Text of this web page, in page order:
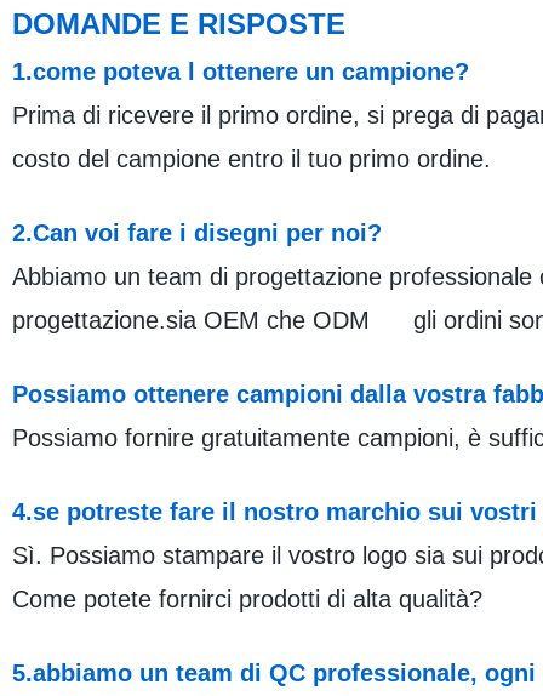
DOMANDE E RISPOSTE
1.come poteva l ottenere un campione?
Prima di ricevere il primo ordine, si prega di
costo del campione entro il tuo primo ordine.
2.Can voi fare i disegni per noi?
Abbiamo un team di progettazione
progettazione.sia OEM che ODM gli ordini
Possiamo ottenere campioni dalla vostra
Possiamo fornire gratuitamente campioni, è
4.se potreste fare il nostro marchio sui
Sì. Possiamo stampare il vostro logo sia sui
Come potete fornirci prodotti di alta qualità?
5.abbiamo un team di QC professionale,